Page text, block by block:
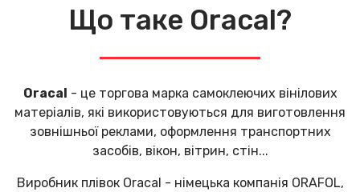
Що таке Oracal?
Oracal - це торгова марка самоклеючих вінілових
матеріалів, які використовуються для виготовлення
зовнішньої реклами, оформлення транспортних
засобів, вікон, вітрин, стін...
Виробник плівок Oracal - німецька компанія ORAFOL,